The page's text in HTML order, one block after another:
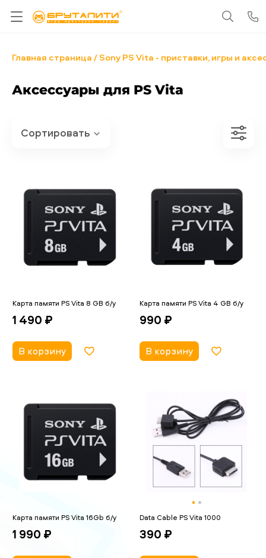
Главная страница Sony PS Vita - приставки, игры и
Аксессуары для PS Vita
Карта памяти PS Vita 8 GB б/у
1 490 ₽
В корзину
Карта памяти PS Vita 4 GB б/у
990 ₽
В корзину
Карта памяти PS Vita 16Gb б/у
1 990 ₽
Data Cable PS Vita 1000
390 ₽